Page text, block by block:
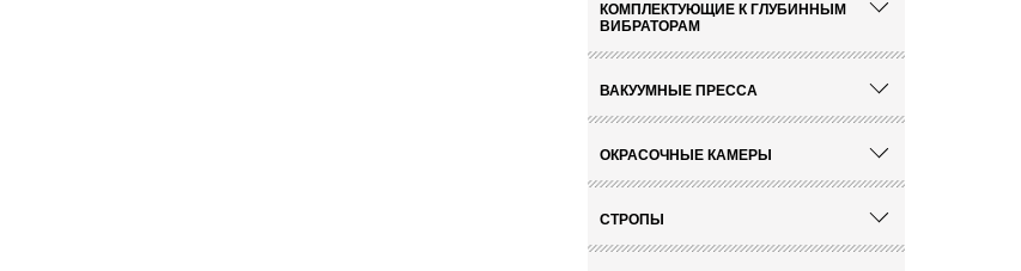
КОМПЛЕКТУЮЩИЕ К ГЛУБИННЫМ
ВИБРАТОРАМ
ВАКУУМНЫЕ ПРЕССА
ОКРАСОЧНЫЕ КАМЕРЫ
СТРОПЫ